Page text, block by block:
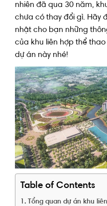
nhiên đã qua 30 năm,
chưa có thay đổi gì. Hãy
nhật cho bạn những
của khu liên hợp thể
dự án này nhé!
Table of Contents
Tổng quan dự án khu